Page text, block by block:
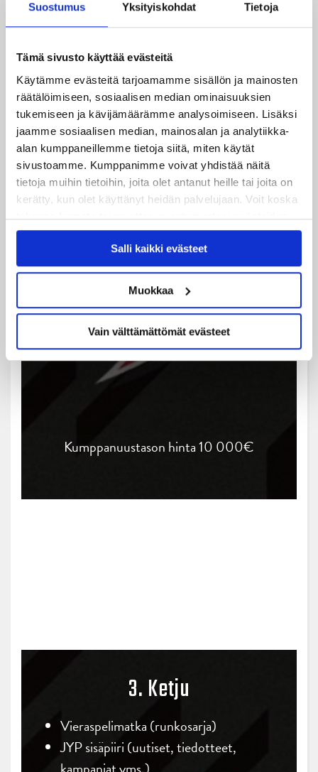
Suostumus Yksityiskohdat Tietoja
Tämä sivusto käyttää evästeitä
Käytämme evästeitä tarjoamamme sisällön ja mainosten
räätälöimiseen, sosiaalisen median ominaisuuksien
tukemiseen ja kävijämäärämme analysoimiseen. Lisäksi
jaamme sosiaalisen median, mainosalan ja analytiikka-
alan kumppaneillemme tietoja siitä, miten käytät
sivustoamme. Kumppanimme voivat yhdistää näitä
tietoja muihin tietoihin, joita olet antanut heille tai joita on
kerätty, kun olet käyttänyt heidän palvelujaan. Voit koska
tahansa kumota tai muuttaa suostumustasi evästeiden
käytöstäEvästeet-sivultamme.
Salli kaikki evästeet
Muokkaa
Vain välttämättömät evästeet
2. Ketju
JYP-brunssi (puolen välin katsaus), jossa
JYPin pelaajat mukana
Oikeus käyttää JYPin pelaajaa / pelaajia
omassa markkinoinnissa esim.
tapahtumissa kerran kauden aikana
2. ketjun yhteinen Liigaottelu (2 x
istumalippu / yritys)
Fanshop-tuotteista alennus -10 %
Kaikki 3. ketjun edut
Kumppanuustason hinta 10 000€
3. Ketju
Vieraspelimatka (runkosarja)
JYP sisäpiiri (uutiset, tiedotteet,